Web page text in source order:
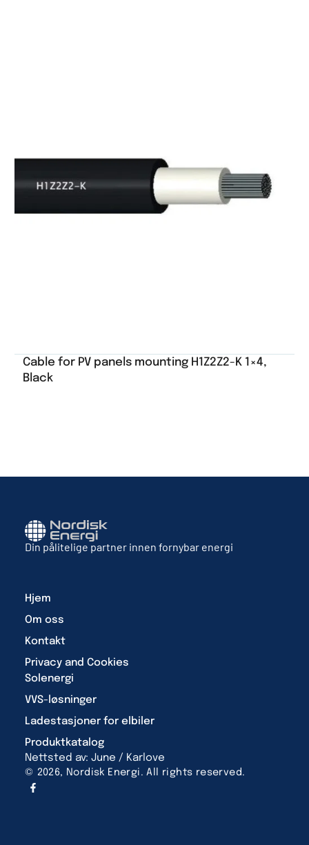
Cable for PV panels mounting H1Z2Z2-K 1×4,
Black
Din pålitelige partner innen fornybar energi
Hjem
Om oss
Kontakt
Privacy and Cookies
Solenergi
VVS-løsninger
Ladestasjoner for elbiler
Produktkatalog
Nettsted av: June / Karlove
© 2026, Nordisk Energi. All rights reserved.